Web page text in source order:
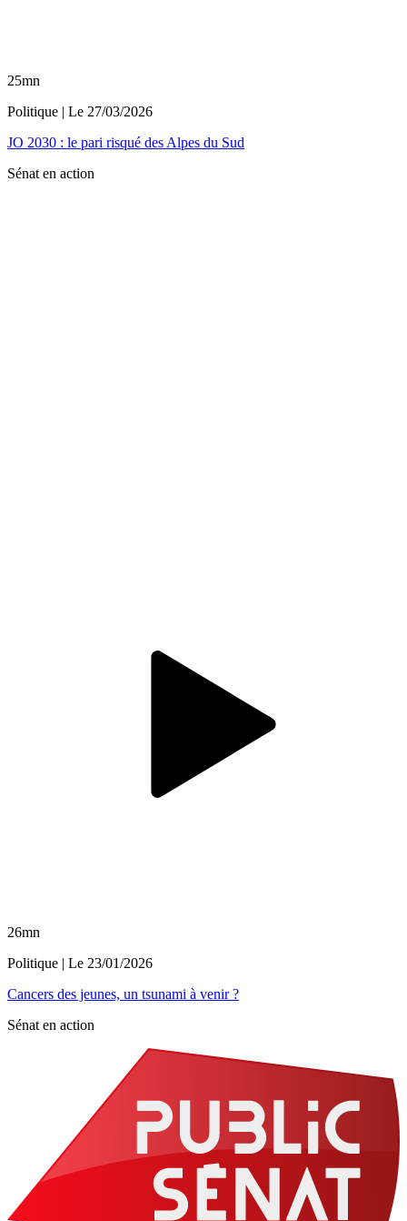
25mn
Politique | Le 27/03/2026
JO 2030 : le pari risqué des Alpes du Sud
Sénat en action
26mn
Politique | Le 23/01/2026
Cancers des jeunes, un tsunami à venir ?
Sénat en action